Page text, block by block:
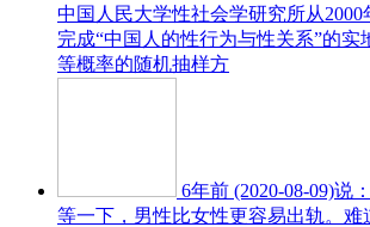
中国人民大学性社会学研究所从
完成“中国人的性行为与性关系”的实
等概率的随机抽样方
6年前 (2020-08-09)说：
等一下，男性比女性更容易出轨。难